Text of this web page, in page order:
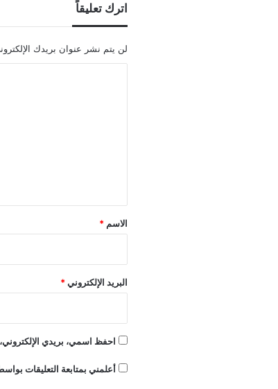
اترك تعليقاً
لن يتم نشر عنوان بريدك
*
الاسم *
البريد الإلكتروني*
احفظ اسمي، بريدي
أعلمني بمتابعة التعليقات